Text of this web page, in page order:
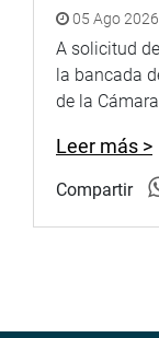
05 Ago
A solicitud
la bancada
de la
Leer más >
Compartir